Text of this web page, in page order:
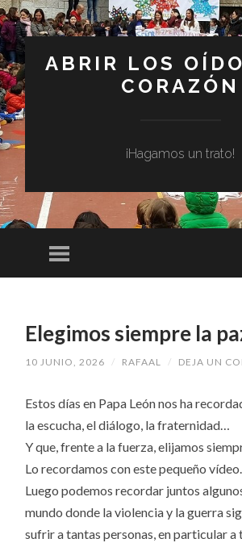
ABRIR LOS
CORAZÓN
¡Hagamos un trato!
Menú
CONTENIDO
Elegimos siempre la
10 JUNIO, 2026 / RAFAAL / DEJA UN
Estos días en Papa León nos ha
la escucha, el diálogo, la fraternidad…
Y que, frente a la fuerza, elijamos
Lo recordamos con este pequeño
Luego podemos recordar juntos
mundo donde la violencia y la guerra
sufrir a tantas personas, en particular a